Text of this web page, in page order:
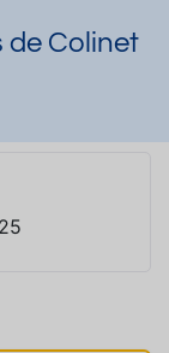
de Colinet